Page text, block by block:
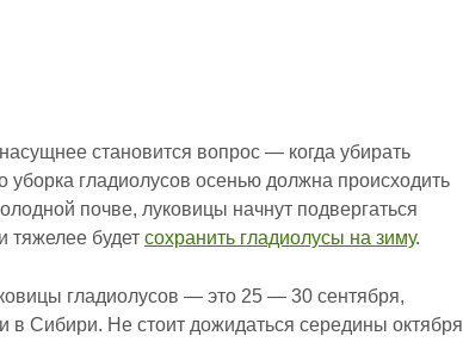
становится вопрос — когда убирать
уборка гладиолусов осенью должна происходить
почве, луковицы начнут подвергаться
тяжелее будет сохранить гладиолусы на зиму.
гладиолусов — это 25 — 30 сентября,
в Сибири. Не стоит дожидаться середины октября